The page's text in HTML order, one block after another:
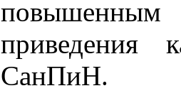
повышенным
приведения
СанПиН.